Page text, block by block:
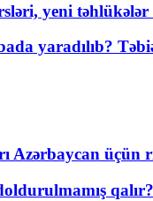
yeni
yaradılıb?
Azərbaycan
qalır?